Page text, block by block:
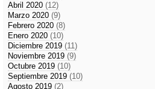
Abril 2020 (12)
Marzo 2020 (9)
Febrero 2020 (8)
Enero 2020 (10)
Diciembre 2019 (11)
Noviembre 2019 (9)
Octubre 2019 (10)
Septiembre 2019 (10)
Agosto 2019 (2)